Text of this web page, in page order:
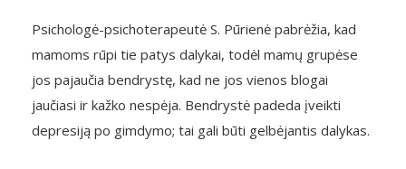
Psichologė-psichoterapeutė S. Pūrienė pabrėžia, kad
mamoms rūpi tie patys dalykai, todėl mamų grupėse
jos pajaučia bendrystę, kad ne jos vienos blogai
jaučiasi ir kažko nespėja. Bendrystė padeda įveikti
depresiją po gimdymo; tai gali būti gelbėjantis dalykas.